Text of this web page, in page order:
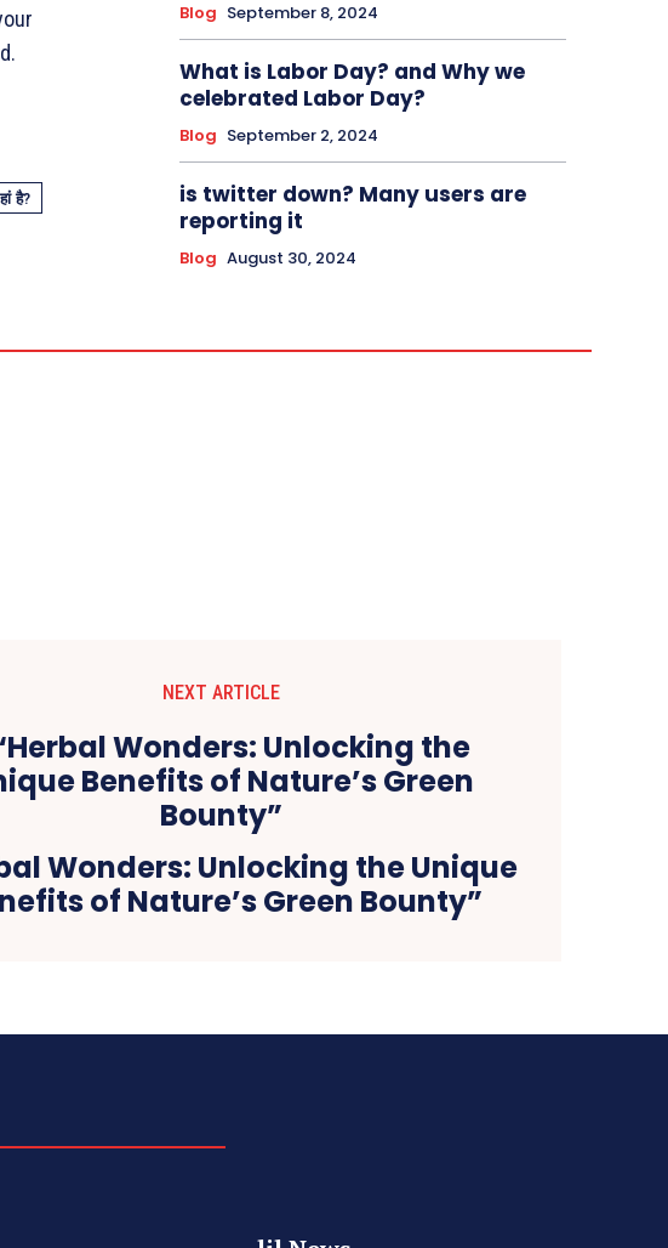
है?
Blog September 8, 2024
What is Labor Day? and Why we
celebrated Labor Day?
Blog September 2, 2024
is twitter down? Many users are
reporting it
Blog August 30, 2024
NEXT ARTICLE
Wonders: Unlocking the Unique
of Nature’s Green Bounty”